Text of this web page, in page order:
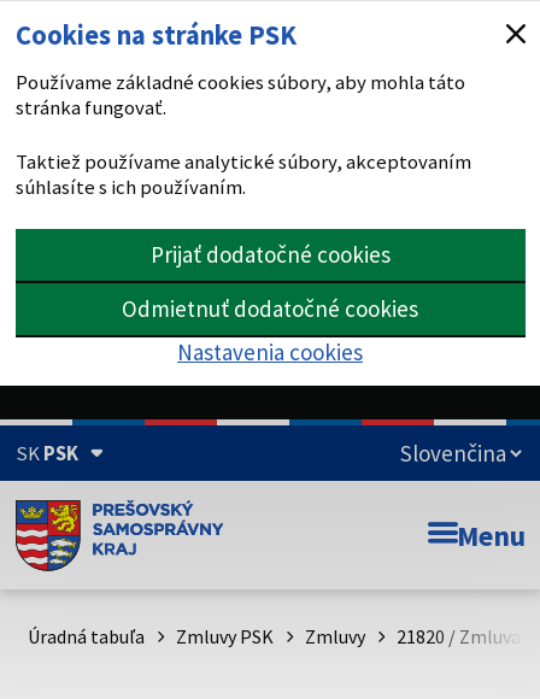
Cookies na stránke PSK
Používame základné cookies súbory, aby mohla táto
stránka fungovať.
Taktiež používame analytické súbory, akceptovaním
súhlasíte s ich používaním.
Prijať dodatočné cookies
Odmietnuť dodatočné cookies
Nastavenia cookies
SKPSK
Doména psk.sk je oficiálna
Toto je oficiálna webová stránka Prešovského
psk.sk.
Menu
Úradná tabuľa Zmluvy PSK Zmluvy 21820 / Zmluva